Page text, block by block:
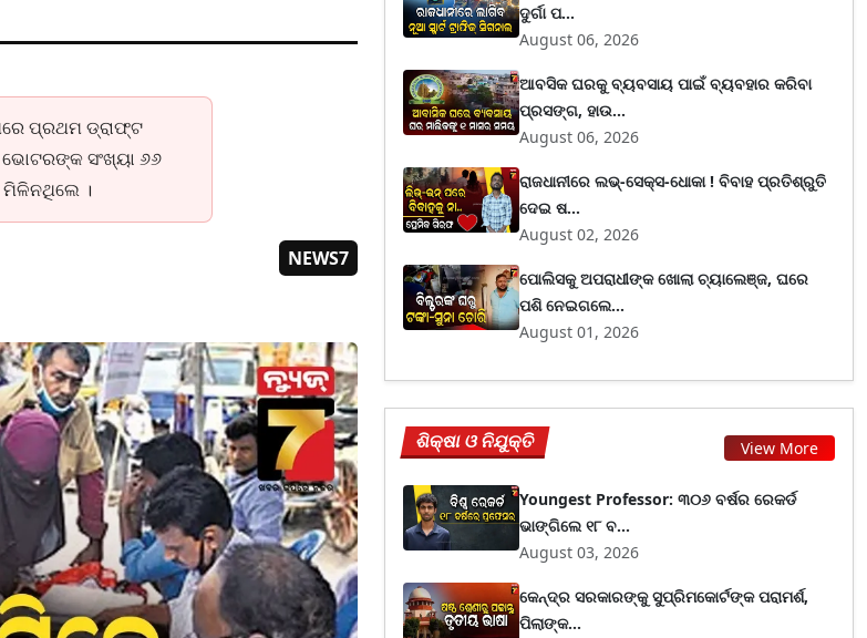
ପ୍ରଥମ ଡ୍ରାଫ୍ଟ
ଭୋଟରଙ୍କ ସଂଖ୍ୟା ୬୬
ମିଳିନଥିଲେ ।
NEWS7
ଦୁର୍ଗା ପ...
August 06, 2026
ଆବସିକ ଘରକୁ ବ୍ୟବସାୟ ପାଇଁ ବ୍ୟବହାର କରିବା
ପ୍ରସଙ୍ଗ, ହାଉ...
August 06, 2026
ରାଜଧାନୀରେ ଲଭ୍-ସେକ୍ସ-ଧୋକା ! ବିବାହ ପ୍ରତିଶ୍ରୁତି
ଦେଇ ଷ...
August 02, 2026
ପୋଲିସକୁ ଅପରାଧୀଙ୍କ ଖୋଲା ଚ୍ୟାଲେଞ୍ଜ, ଘରେ
ପଶି ନେଇଗଲେ...
August 01, 2026
ଶିକ୍ଷା ଓ ନିଯୁକ୍ତି View More
Youngest Professor: ୩୦୬ ବର୍ଷର ରେକର୍ଡ
ଭାଙ୍ଗିଲେ ୧୮ ବ...
August 03, 2026
କେନ୍ଦ୍ର ସରକାରଙ୍କୁ ସୁପ୍ରିମକୋର୍ଟଙ୍କ ପରାମର୍ଶ,
ପିଲାଙ୍କ...